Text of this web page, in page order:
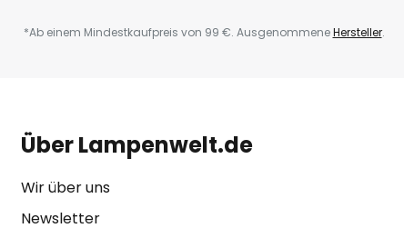
*Ab einem Mindestkaufpreis von 99 €. AusgenommeneHersteller.
Über Lampenwelt.de
Wir über uns
Newsletter